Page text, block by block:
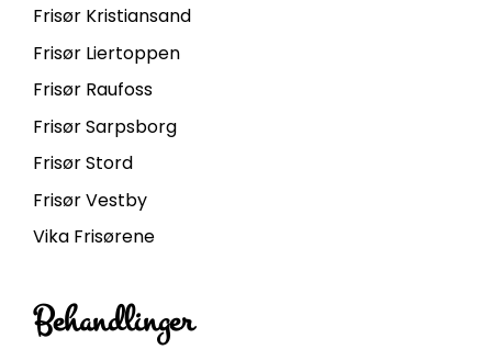
Frisør Kristiansand
Frisør Liertoppen
Frisør Raufoss
Frisør Sarpsborg
Frisør Stord
Frisør Vestby
Vika Frisørene
Behandlinger